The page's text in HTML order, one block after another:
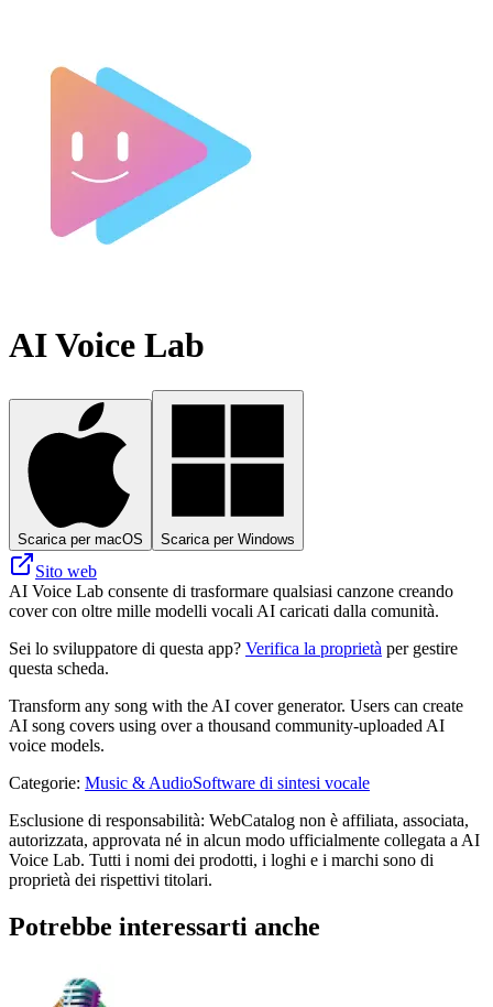
AI Voice Lab
Scarica per macOS Scarica per Windows
Sito web
AI Voice Lab consente di trasformare qualsiasi canzone creando
cover con oltre mille modelli vocali AI caricati dalla comunità.
Sei lo sviluppatore di questa app? Verifica la proprietà per gestire
questa scheda.
Transform any song with the AI cover generator. Users can create
AI song covers using over a thousand community-uploaded AI
voice models.
Categorie: Music & AudioSoftware di sintesi vocale
Esclusione di responsabilità: WebCatalog non è affiliata, associata,
autorizzata, approvata né in alcun modo ufficialmente collegata a AI
Voice Lab. Tutti i nomi dei prodotti, i loghi e i marchi sono di
proprietà dei rispettivi titolari.
Potrebbe interessarti anche